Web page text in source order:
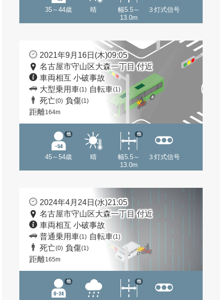
35～44歳 晴
幅5.5～
13.0m
３灯式信号
2021年9月16日(木)09:05
名古屋市守山区大森一丁目 付近
車両相互 小破事故
大型乗用車(1) 自転車(1)
死亡(0) 負傷(1)
距離164m
45～54歳
他
晴
幅5.5～
13.0m
他
３灯式信号
2024年4月24日(水)21:05
名古屋市守山区大森一丁目 付近
車両相互 小破事故
普通乗用車(1) 自転車(1)
死亡(0) 負傷(1)
距離165m
他 他